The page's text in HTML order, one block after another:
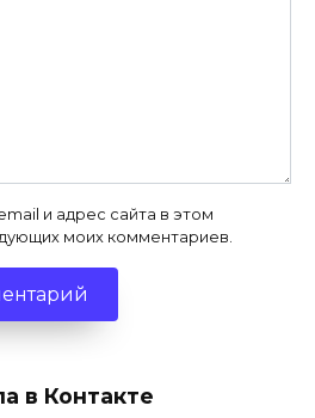
и адрес сайта в этом
моих комментариев.
в Контакте